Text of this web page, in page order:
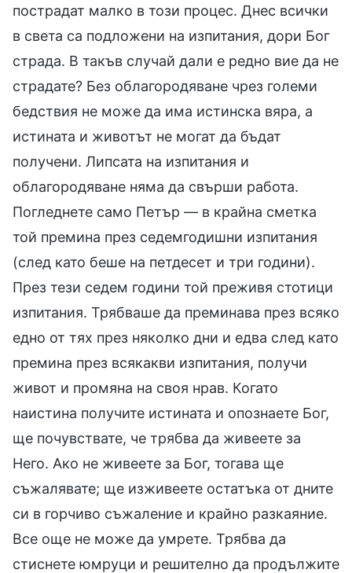
пострадат малко в този процес. Днес всички
в света са подложени на изпитания, дори Бог
страда. В такъв случай дали е редно вие да не
страдате? Без облагородяване чрез големи
бедствия не може да има истинска вяра, а
истината и животът не могат да бъдат
получени. Липсата на изпитания и
облагородяване няма да свърши работа.
Погледнете само Петър — в крайна сметка
той премина през седемгодишни изпитания
(след като беше на петдесет и три години).
През тези седем години той преживя стотици
изпитания. Трябваше да преминава през всяко
едно от тях през няколко дни и едва след като
премина през всякакви изпитания, получи
живот и промяна на своя нрав. Когато
наистина получите истината и опознаете Бог,
ще почувствате, че трябва да живеете за
Него. Ако не живеете за Бог, тогава ще
съжалявате; ще изживеете остатъка от дните
си в горчиво съжаление и крайно разкаяние.
Все още не може да умрете. Трябва да
стиснете юмруци и решително да продължите